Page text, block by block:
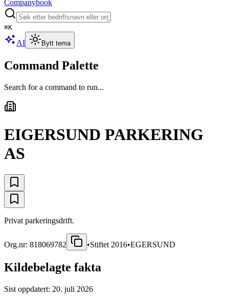
Companybook
⌘K
AI Bytt tema
Command Palette
Search for a command to run...
EIGERSUND PARKERING
AS
Privat parkeringsdrift.
Org.nr: 818069782 •Stiftet 2016•EGERSUND
Kildebelagte fakta
Sist oppdatert: 20. juli 2026